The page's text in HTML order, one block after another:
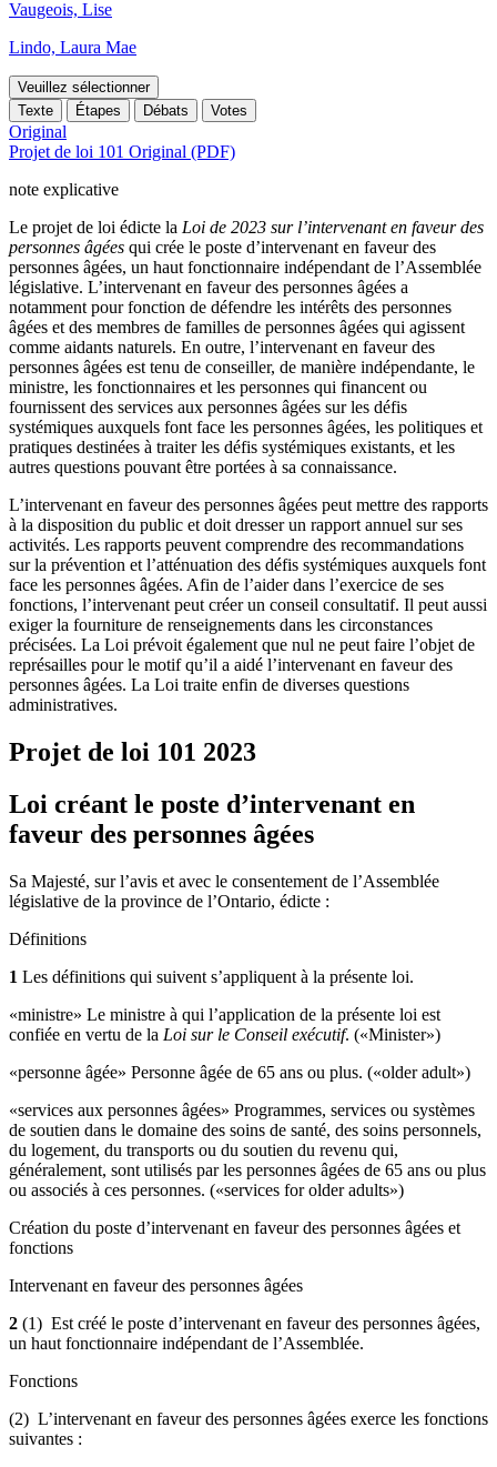
Vaugeois, Lise
Lindo, Laura Mae
Veuillez sélectionner
Texte
Étapes Débats Votes
Original
Projet de loi 101 Original (PDF)
note explicative
Le projet de loi édicte la Loi de 2023 sur l’intervenant en faveur des
personnes âgées qui crée le poste d’intervenant en faveur des
personnes âgées, un haut fonctionnaire indépendant de l’Assemblée
législative. L’intervenant en faveur des personnes âgées a
notamment pour fonction de défendre les intérêts des personnes
âgées et des membres de familles de personnes âgées qui agissent
comme aidants naturels. En outre, l’intervenant en faveur des
personnes âgées est tenu de conseiller, de manière indépendante, le
ministre, les fonctionnaires et les personnes qui financent ou
fournissent des services aux personnes âgées sur les défis
systémiques auxquels font face les personnes âgées, les politiques et
pratiques destinées à traiter les défis systémiques existants, et les
autres questions pouvant être portées à sa connaissance.
L’intervenant en faveur des personnes âgées peut mettre des rapports
à la disposition du public et doit dresser un rapport annuel sur ses
activités. Les rapports peuvent comprendre des recommandations
sur la prévention et l’atténuation des défis systémiques auxquels font
face les personnes âgées. Afin de l’aider dans l’exercice de ses
fonctions, l’intervenant peut créer un conseil consultatif. Il peut aussi
exiger la fourniture de renseignements dans les circonstances
précisées. La Loi prévoit également que nul ne peut faire l’objet de
représailles pour le motif qu’il a aidé l’intervenant en faveur des
personnes âgées. La Loi traite enfin de diverses questions
administratives.
Projet de loi 101 2023
Loi créant le poste d’intervenant en
faveur des personnes âgées
Sa Majesté, sur l’avis et avec le consentement de l’Assemblée
législative de la province de l’Ontario, édicte :
Définitions
1 Les définitions qui suivent s’appliquent à la présente loi.
«ministre» Le ministre à qui l’application de la présente loi est
confiée en vertu de la Loi sur le Conseil exécutif. («Minister»)
«personne âgée» Personne âgée de 65 ans ou plus. («older adult»)
«services aux personnes âgées» Programmes, services ou systèmes
de soutien dans le domaine des soins de santé, des soins personnels,
du logement, du transports ou du soutien du revenu qui,
généralement, sont utilisés par les personnes âgées de 65 ans ou plus
ou associés à ces personnes. («services for older adults»)
Création du poste d’intervenant en faveur des personnes âgées et
fonctions
Intervenant en faveur des personnes âgées
2 (1) Est créé le poste d’intervenant en faveur des personnes âgées,
un haut fonctionnaire indépendant de l’Assemblée.
Fonctions
(2) L’intervenant en faveur des personnes âgées exerce les fonctions
suivantes :